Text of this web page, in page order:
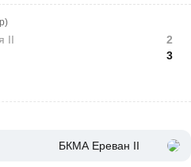
II
2
3
БКМА Ереван II